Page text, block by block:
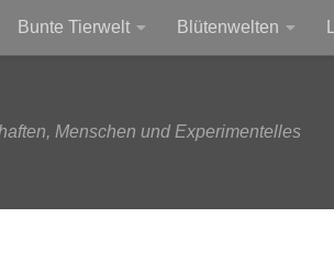
Bunte Tierwelt Blütenwelten
Menschen und Experimentelles